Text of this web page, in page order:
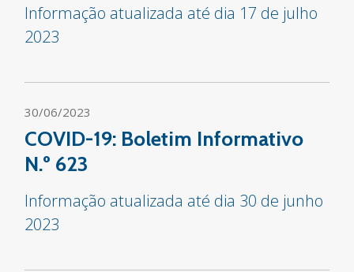
Informação atualizada até dia 17 de julho
2023
30/06/2023
COVID-19: Boletim Informativo
N.º 623
Informação atualizada até dia 30 de junho
2023